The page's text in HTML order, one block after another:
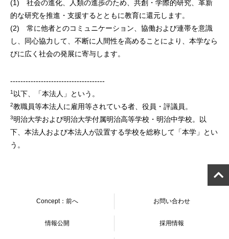
(1) 社会の進化、人類の進歩のため、共創・学際的研究、革新
的な研究を推進・支援するとともに教育に還元します。
(2) 常に他者とのコミュニケーション、協働および連帯を意識
し、同心協力して、不断に人間性を高めることにより、本学なら
びに広く社会の発展に寄与します。
-------------------------------------
1 以下、「本法人」という。
2教職員等本法人に雇用等されている者、役員・評議員。
3明治大学および明治大学付属明治高等学校・明治中学校。以
下、本法人および本法人が設置する学校を総称して「本学」とい
う。
Concept：前へ お問い合わせ
情報公開 採用情報